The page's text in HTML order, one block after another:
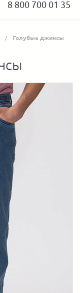
8 800 700 01 35
Голубые джинсы